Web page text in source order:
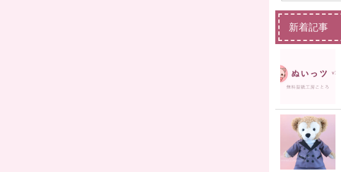
新着記事